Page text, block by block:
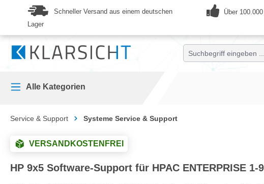
Zur Hauptnavigation springen
Schneller Versand aus einem deutschen
Lager
Über
Alle Kategorien
Service & Support Systeme Service & Support
VERSANDKOSTENFREI
HP 9x5 Software-Support für HPAC ENTERPRISE